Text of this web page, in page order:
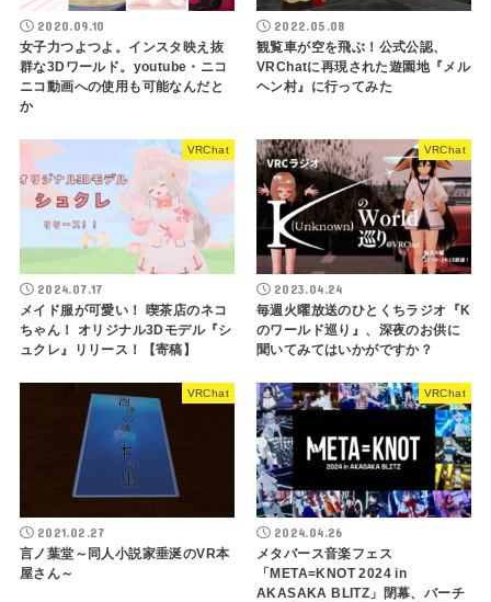
2020.09.10
女子力つよつよ。インスタ映え抜
群な3Dワールド。youtube・ニコ
ニコ動画への使用も可能なんだと
か
2022.05.08
観覧車が空を飛ぶ！公式公認、
VRChatに再現された遊園地『メル
ヘン村』に行ってみた
VRChat
2024.07.17
メイド服が可愛い！ 喫茶店のネコ
ちゃん！ オリジナル3Dモデル『シ
ュクレ』リリース！【寄稿】
VRChat
2023.04.24
毎週火曜放送のひとくちラジオ『K
のワールド巡り』、深夜のお供に
聞いてみてはいかがですか？
VRChat
2021.02.27
言ノ葉堂～同人小説家垂涎のVR本
屋さん～
VRChat
2024.04.26
メタバース音楽フェス
「META=KNOT 2024 in
AKASAKA BLITZ」閉幕、バーチ